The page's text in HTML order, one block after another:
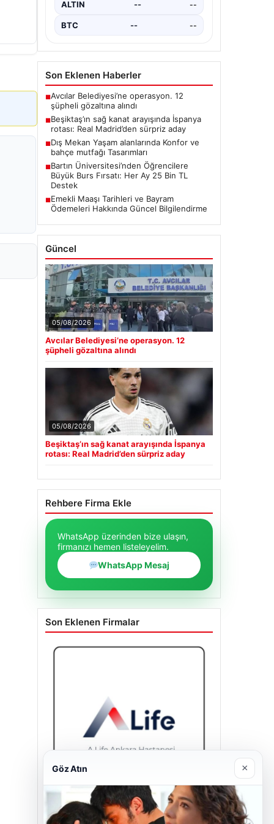
BTC -- --
■Avcılar Belediyesi’ne operasyon. 12
şüpheli gözaltına alındı
Beşiktaş’ın sağ kanat arayışında İspanya
rotası: Real Madrid’den sürpriz aday
Dış Mekan Yaşam alanlarında Konfor ve
bahçe mutfağı Tasarımları
Bartın Üniversitesi’nden Öğrencilere
Büyük Burs Fırsatı: Her Ay 25 Bin TL
Destek
Emekli Maaşı Tarihleri ve Bayram
Ödemeleri Hakkında Güncel Bilgilendirme
05/08/2026
Avcılar Belediyesi’ne operasyon. 12
şüpheli gözaltına alındı
05/08/2026
Beşiktaş’ın sağ kanat arayışında İspanya
rotası: Real Madrid’den sürpriz aday
WhatsApp üzerinden bize ulaşın,
WhatsApp Mesaj
A Life Pursaklar Hastanesi
27/03/2026
Göz Atın ×